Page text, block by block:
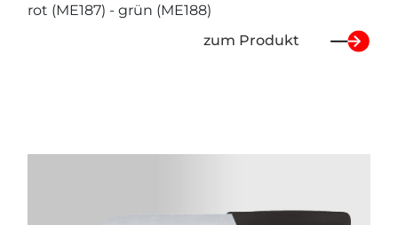
rot (ME187) - grün (ME188)
zum Produkt